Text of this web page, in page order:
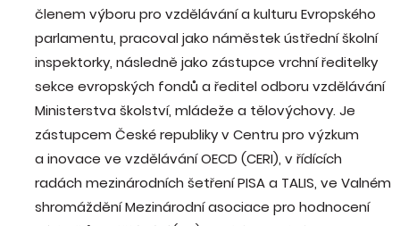
členem výboru pro vzdělávání a kulturu Evropského
parlamentu, pracoval jako náměstek ústřední školní
inspektorky, následně jako zástupce vrchní ředitelky
sekce evropských fondů a ředitel odboru vzdělávání
Ministerstva školství, mládeže a tělovýchovy. Je
zástupcem České republiky v Centru pro výzkum
a inovace ve vzdělávání OECD (CERI), v řídících
radách mezinárodních šetření PISA a TALIS, ve Valném
shromáždění Mezinárodní asociace pro hodnocení